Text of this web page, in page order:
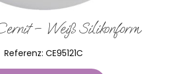
– Weiß Silikonform
Referenz: CE95121C